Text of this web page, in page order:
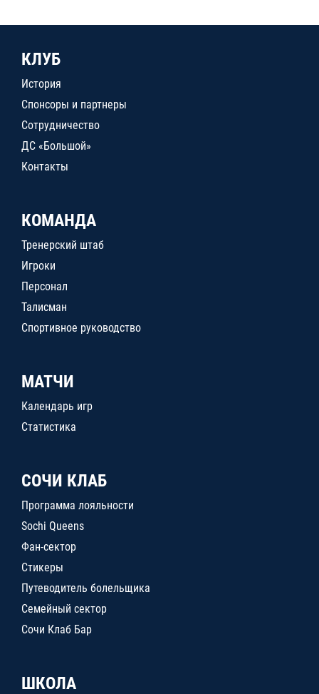
КЛУБ
История
Спонсоры и партнеры
Сотрудничество
ДС «Большой»
Контакты
КОМАНДА
Тренерский штаб
Игроки
Персонал
Талисман
Спортивное руководство
МАТЧИ
Календарь игр
Статистика
СОЧИ КЛАБ
Программа лояльности
Sochi Queens
Фан-сектор
Стикеры
Путеводитель болельщика
Семейный сектор
Сочи Клаб Бар
ШКОЛА